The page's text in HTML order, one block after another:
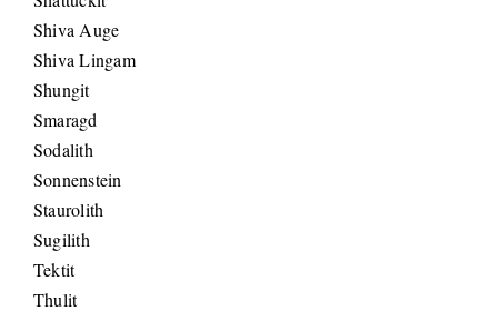
Shiva Auge
Shiva Lingam
Shungit
Smaragd
Sodalith
Sonnenstein
Staurolith
Sugilith
Tektit
Thulit